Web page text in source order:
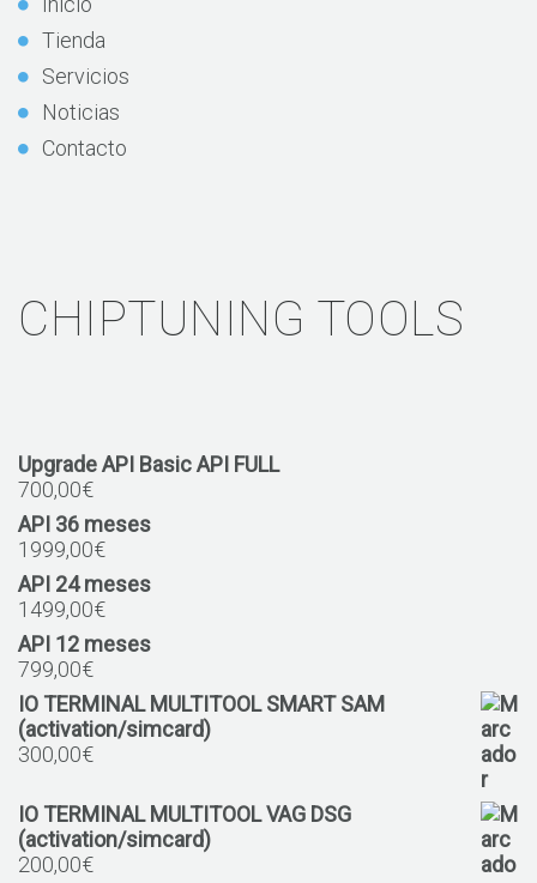
Tienda
Servicios
Noticias
Contacto
CHIPTUNING TOOLS
Upgrade API Basic API FULL
700,00€
API 36 meses
1999,00€
API 24 meses
1499,00€
API 12 meses
799,00€
IO TERMINAL MULTITOOL SMART SAM
(activation/simcard)
300,00€
IO TERMINAL MULTITOOL VAG DSG
(activation/simcard)
200,00€